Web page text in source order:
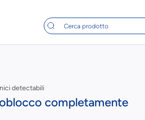
detectabili
completamente